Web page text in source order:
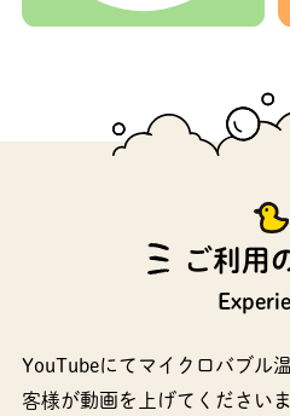
ご利用
YouTubeにてマイクロバブル
客様が動画を上げてください